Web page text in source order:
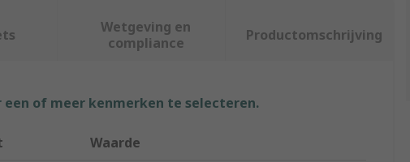
Wetgeving en
compliance
Productomschrijving
of meer kenmerken te selecteren.
Waarde